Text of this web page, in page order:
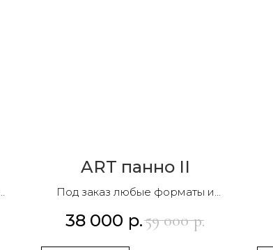
ART панно II
Под заказ любые форматы и
38 000 р.59 000 р.